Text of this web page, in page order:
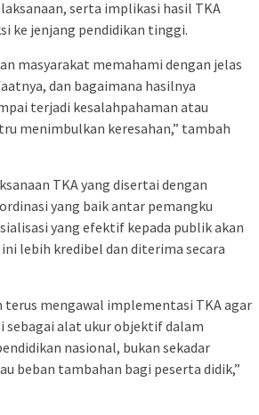
serta implikasi hasil TKA
ke jenjang pendidikan tinggi.
masyarakat memahami dengan jelas
dan bagaimana hasilnya
terjadi kesalahpahaman atau
menimbulkan keresahan,” tambah
TKA yang disertai dengan
yang baik antar pemangku
yang efektif kepada publik akan
lebih kredibel dan diterima secara
terus mengawal implementasi TKA agar
sebagai alat ukur objektif dalam
nasional, bukan sekadar
beban tambahan bagi peserta didik,”